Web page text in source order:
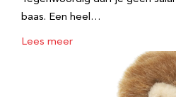
baas. Een heel…
Lees meer